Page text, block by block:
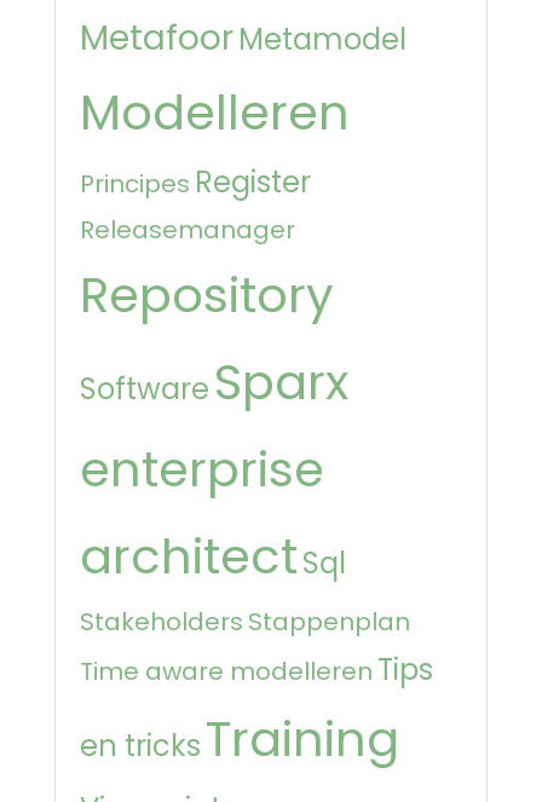
MetafoorMetamodel
Modelleren
Principes Register
Releasemanager
Repository
Software Sparx
enterprise
architectSql
Stakeholders Stappenplan
Time aware modelleren Tips
en tricksTraining